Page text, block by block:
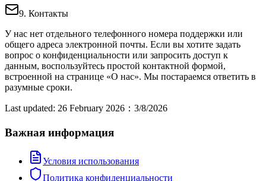
9. Контакты
У нас нет отдельного телефонного номера поддержки или
общего адреса электронной почты. Если вы хотите задать
вопрос о конфиденциальности или запросить доступ к
данным, воспользуйтесь простой контактной формой,
встроенной на странице «О нас». Мы постараемся ответить в
разумные сроки.
Last updated: 26 February 2026 ： 3/8/2026
Важная информация
Условия использования
Политика конфиденциальности